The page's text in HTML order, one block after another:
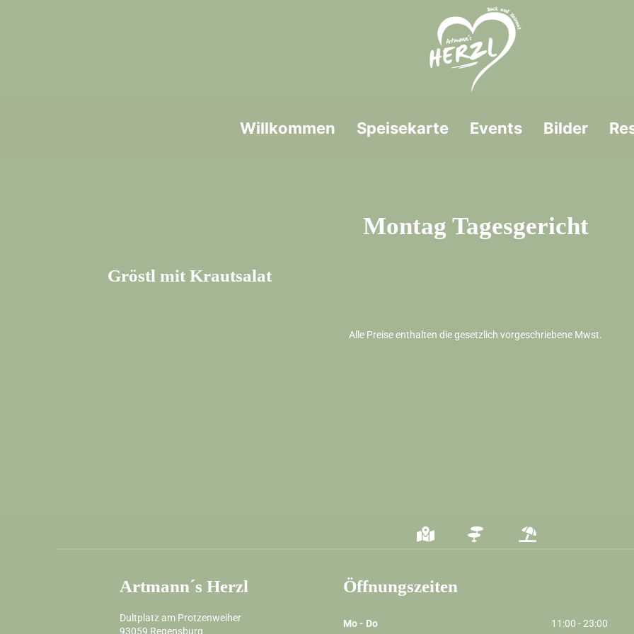
Willkommen Speisekarte Events Bilder
Montag Tagesgericht
Gröstl mit Krautsalat
Alle Preise enthalten die gesetzlich vorgeschriebene Mwst.
Artmann´s Herzl
Dultplatz am Protzenweiher
93059 Regensburg
Öffnungszeiten
Mo - Do 11:00 - 23:00